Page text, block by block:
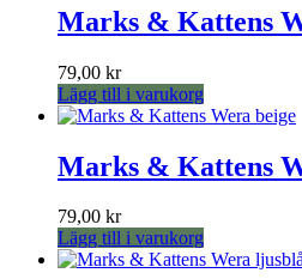
har
flera
olika
alternativen
väljas
på
Marks & Kattens
79,00 kr
Lägg till i varukorg
Marks & Kattens
79,00 kr
Lägg till i varukorg